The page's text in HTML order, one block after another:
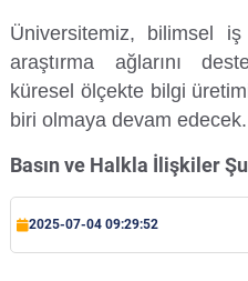
Üniversitemiz, bilimsel
araştırma ağlarını
küresel ölçekte bilgi
biri olmaya devam edecek.
Basın ve Halkla İlişkiler
2025-07-04 09:29:52
Kilikia Arkeolojisi Araştırma Merkezi
Nevit Kodallı Oda Müziği Uygulama
Nükleer Bilimler Uygulama ve